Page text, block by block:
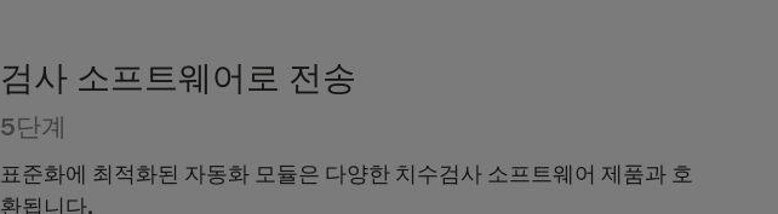
검사 소프트웨어로 전송
5단계
표준화에 최적화된 자동화 모듈은 다양한 치수검사 소프트웨어 제품과 호
환됩니다.